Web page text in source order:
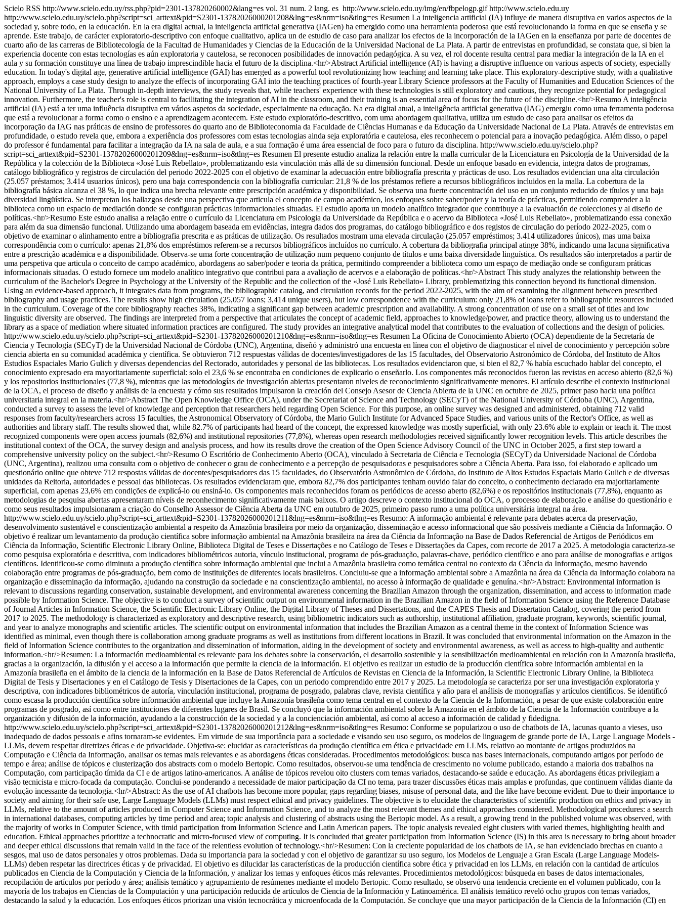
Scielo RSS http://www.scielo.edu.uy/rss.php?pid=2301-137820260002&lang=es vol. 31 num. 2 lang. es http://www.scielo.edu.uy/img/en/fbpelogp.gif http://www.scielo.edu.uy
http://www.scielo.edu.uy/scielo.php?script=sci_arttext&pid=S2301-13782026000201208&lng=es&nrm=iso&tlng=es Resumen La inteligencia artificial (IA) influye de manera disruptiva en varios aspectos de la
sociedad y, sobre todo, en la educación. En la era digital actual, la inteligencia artificial generativa (IAGen) ha emergido como una herramienta poderosa que está revolucionando la forma en que se enseña y se
aprende. Este trabajo, de carácter exploratorio-descriptivo con enfoque cualitativo, aplica un de estudio de caso para analizar los efectos de la incorporación de la IAGen en la enseñanza por parte de docentes de
cuarto año de las carreras de Bibliotecología de la Facultad de Humanidades y Ciencias de la Educación de la Universidad Nacional de La Plata. A partir de entrevistas en profundidad, se constata que, si bien la
experiencia docente con estas tecnologías es aún exploratoria y cautelosa, se reconocen posibilidades de innovación pedagógica. A su vez, el rol docente resulta central para mediar la integración de la IA en el
aula y su formación constituye una línea de trabajo imprescindible hacia el futuro de la disciplina.<hr/>Abstract Artificial intelligence (AI) is having a disruptive influence on various aspects of society, especially
education. In today's digital age, generative artificial intelligence (GAI) has emerged as a powerful tool revolutionizing how teaching and learning take place. This exploratory-descriptive study, with a qualitative
approach, employs a case study design to analyze the effects of incorporating GAI into the teaching practices of fourth-year Library Science professors at the Faculty of Humanities and Education Sciences of the
National University of La Plata. Through in-depth interviews, the study reveals that, while teachers' experience with these technologies is still exploratory and cautious, they recognize potential for pedagogical
innovation. Furthermore, the teacher's role is central to facilitating the integration of AI in the classroom, and their training is an essential area of ​​focus for the future of the discipline.<hr/>Resumo A inteligência
artificial (IA) está a ter uma influência disruptiva em vários aspetos da sociedade, especialmente na educação. Na era digital atual, a inteligência artificial generativa (IAG) emergiu como uma ferramenta poderosa
que está a revolucionar a forma como o ensino e a aprendizagem acontecem. Este estudo exploratório-descritivo, com uma abordagem qualitativa, utiliza um estudo de caso para analisar os efeitos da
incorporação da IAG nas práticas de ensino de professores do quarto ano de Biblioteconomia da Faculdade de Ciências Humanas e da Educação da Universidade Nacional de La Plata. Através de entrevistas em
profundidade, o estudo revela que, embora a experiência dos professores com estas tecnologias ainda seja exploratória e cautelosa, eles reconhecem o potencial para a inovação pedagógica. Além disso, o papel
do professor é fundamental para facilitar a integração da IA ​​na sala de aula, e a sua formação é uma área essencial de foco para o futuro da disciplina. http://www.scielo.edu.uy/scielo.php?
script=sci_arttext&pid=S2301-13782026000201209&lng=es&nrm=iso&tlng=es Resumen El presente estudio analiza la relación entre la malla curricular de la Licenciatura en Psicología de la Universidad de la
República y la colección de la Biblioteca «José Luis Rebellato», problematizando esta vinculación más allá de su dimensión funcional. Desde un enfoque basado en evidencia, integra datos de programas,
catálogo bibliográfico y registros de circulación del periodo 2022-2025 con el objetivo de examinar la adecuación entre bibliografía prescrita y prácticas de uso. Los resultados evidencian una alta circulación
(25.057 préstamos; 3.414 usuarios únicos), pero una baja correspondencia con la bibliografía curricular: 21,8 % de los préstamos refiere a recursos bibliográficos incluidos en la malla. La cobertura de la
bibliografía básica alcanza el 38 %, lo que indica una brecha relevante entre prescripción académica y disponibilidad. Se observa una fuerte concentración del uso en un conjunto reducido de títulos y una baja
diversidad lingüística. Se interpretan los hallazgos desde una perspectiva que articula el concepto de campo académico, los enfoques sobre saber/poder y la teoría de prácticas, permitiendo comprender a la
biblioteca como un espacio de mediación donde se configuran prácticas informacionales situadas. El estudio aporta un modelo analítico integrador que contribuye a la evaluación de colecciones y al diseño de
políticas.<hr/>Resumo Este estudo analisa a relação entre o currículo da Licenciatura em Psicologia da Universidade da República e o acervo da Biblioteca «José Luis Rebellato», problematizando essa conexão
para além da sua dimensão funcional. Utilizando uma abordagem baseada em evidências, integra dados dos programas, do catálogo bibliográfico e dos registos de circulação do período 2022-2025, com o
objetivo de examinar o alinhamento entre a bibliografia prescrita e as práticas de utilização. Os resultados mostram uma elevada circulação (25.057 empréstimos; 3.414 utilizadores únicos), mas uma baixa
correspondência com o currículo: apenas 21,8% dos empréstimos referem-se a recursos bibliográficos incluídos no currículo. A cobertura da bibliografia principal atinge 38%, indicando uma lacuna significativa
entre a prescrição académica e a disponibilidade. Observa-se uma forte concentração de utilização num pequeno conjunto de títulos e uma baixa diversidade linguística. Os resultados são interpretados a partir de
uma perspetiva que articula o conceito de campo académico, abordagens ao saber/poder e teoria da prática, permitindo compreender a biblioteca como um espaço de mediação onde se configuram práticas
informacionais situadas. O estudo fornece um modelo analítico integrativo que contribui para a avaliação de acervos e a elaboração de políticas.<hr/>Abstract This study analyzes the relationship between the
curriculum of the Bachelor's Degree in Psychology at the University of the Republic and the collection of the «José Luis Rebellato» Library, problematizing this connection beyond its functional dimension.
Using an evidence-based approach, it integrates data from programs, the bibliographic catalog, and circulation records for the period 2022-2025, with the aim of examining the alignment between prescribed
bibliography and usage practices. The results show high circulation (25,057 loans; 3,414 unique users), but low correspondence with the curriculum: only 21,8% of loans refer to bibliographic resources included
in the curriculum. Coverage of the core bibliography reaches 38%, indicating a significant gap between academic prescription and availability. A strong concentration of use on a small set of titles and low
linguistic diversity are observed. The findings are interpreted from a perspective that articulates the concept of academic field, approaches to knowledge/power, and practice theory, allowing us to understand the
library as a space of mediation where situated information practices are configured. The study provides an integrative analytical model that contributes to the evaluation of collections and the design of policies.
http://www.scielo.edu.uy/scielo.php?script=sci_arttext&pid=S2301-13782026000201210&lng=es&nrm=iso&tlng=es Resumen La Oficina de Conocimiento Abierto (OCA) dependiente de la Secretaría de
Ciencia y Tecnología (SECyT) de la Universidad Nacional de Córdoba (UNC), Argentina, diseñó y administró una encuesta en línea con el objetivo de diagnosticar el nivel de conocimiento y percepción sobre
ciencia abierta en su comunidad académica y científica. Se obtuvieron 712 respuestas válidas de docentes/investigadores de las 15 facultades, del Observatorio Astronómico de Córdoba, del Instituto de Altos
Estudios Espaciales Mario Gulich y diversas dependencias del Rectorado, autoridades y personal de las bibliotecas. Los resultados evidenciaron que, si bien el 82,7 % había escuchado hablar del concepto, el
conocimiento expresado era mayoritariamente superficial: solo el 23,6 % se encontraba en condiciones de explicarlo o enseñarlo. Los componentes más reconocidos fueron las revistas en acceso abierto (82,6 %)
y los repositorios institucionales (77,8 %), mientras que las metodologías de investigación abiertas presentaron niveles de reconocimiento significativamente menores. El artículo describe el contexto institucional
de la OCA, el proceso de diseño y análisis de la encuesta y cómo sus resultados impulsaron la creación del Consejo Asesor de Ciencia Abierta de la UNC en octubre de 2025, primer paso hacia una política
universitaria integral en la materia.<hr/>Abstract The Open Knowledge Office (OCA), under the Secretariat of Science and Technology (SECyT) of the National University of Córdoba (UNC), Argentina,
conducted a survey to assess the level of knowledge and perception that researchers held regarding Open Science. For this purpose, an online survey was designed and administered, obtaining 712 valid
responses from faculty/researchers across 15 faculties, the Astronomical Observatory of Córdoba, the Mario Gulich Institute for Advanced Space Studies, and various units of the Rector's Office, as well as
authorities and library staff. The results showed that, while 82.7% of participants had heard of the concept, the expressed knowledge was mostly superficial, with only 23.6% able to explain or teach it. The most
recognized components were open access journals (82,6%) and institutional repositories (77,8%), whereas open research methodologies received significantly lower recognition levels. This article describes the
institutional context of the OCA, the survey design and analysis process, and how its results drove the creation of the Open Science Advisory Council of the UNC in October 2025, a first step toward a
comprehensive university policy on the subject.<hr/>Resumo O Escritório de Conhecimento Aberto (OCA), vinculado à Secretaria de Ciência e Tecnologia (SECyT) da Universidade Nacional de Córdoba
(UNC, Argentina), realizou uma consulta com o objetivo de conhecer o grau de conhecimento e a percepção de pesquisadoras e pesquisadores sobre a Ciência Aberta. Para isso, foi elaborado e aplicado um
questionário online que obteve 712 respostas válidas de docentes/pesquisadores das 15 faculdades, do Observatório Astronômico de Córdoba, do Instituto de Altos Estudos Espaciais Mario Gulich e de diversas
unidades da Reitoria, autoridades e pessoal das bibliotecas. Os resultados evidenciaram que, embora 82,7% dos participantes tenham ouvido falar do conceito, o conhecimento declarado era majoritariamente
superficial, com apenas 23,6% em condições de explicá-lo ou ensiná-lo. Os componentes mais reconhecidos foram os periódicos de acesso aberto (82,6%) e os repositórios institucionais (77,8%), enquanto as
metodologias de pesquisa abertas apresentaram níveis de reconhecimento significativamente mais baixos. O artigo descreve o contexto institucional do OCA, o processo de elaboração e análise do questionário e
como seus resultados impulsionaram a criação do Conselho Assessor de Ciência Aberta da UNC em outubro de 2025, primeiro passo rumo a uma política universitária integral na área.
http://www.scielo.edu.uy/scielo.php?script=sci_arttext&pid=S2301-13782026000201211&lng=es&nrm=iso&tlng=es Resumo: A informação ambiental é relevante para debates acerca da preservação,
desenvolvimento sustentável e conscientização ambiental a respeito da Amazônia brasileira por meio da organização, disseminação e acesso informacional que são possíveis mediante a Ciência da Informação. O
objetivo é realizar um levantamento da produção científica sobre informação ambiental na Amazônia brasileira na área da Ciência da Informação na Base de Dados Referencial de Artigos de Periódicos em
Ciência da Informação, Scientific Electronic Library Online, Biblioteca Digital de Teses e Dissertações e no Catálogo de Teses e Dissertações da Capes, com recorte de 2017 a 2025. A metodologia caracteriza-se
como pesquisa exploratória e descritiva, com indicadores bibliométricos autoria, vínculo institucional, programa de pós-graduação, palavras-chave, periódico científico e ano para análise de monografias e artigos
científicos. Identificou-se como diminuta a produção científica sobre informação ambiental que inclui a Amazônia brasileira como temática central no contexto da Ciência da Informação, mesmo havendo
colaboração entre programas de pós-graduação, bem como de instituições de diferentes locais brasileiros. Concluiu-se que a informação ambiental sobre a Amazônia na área da Ciência da Informação colabora na
organização e disseminação da informação, ajudando na construção da sociedade e na conscientização ambiental, no acesso à informação de qualidade e genuína.<hr/>Abstract: Environmental information is
relevant to discussions regarding conservation, sustainable development, and environmental awareness concerning the Brazilian Amazon through the organization, dissemination, and access to information made
possible by Information Science. The objective is to conduct a survey of scientific output on environmental information in the Brazilian Amazon in the field of Information Science using the Reference Database
of Journal Articles in Information Science, the Scientific Electronic Library Online, the Digital Library of Theses and Dissertations, and the CAPES Thesis and Dissertation Catalog, covering the period from
2017 to 2025. The methodology is characterized as exploratory and descriptive research, using bibliometric indicators such as authorship, institutional affiliation, graduate program, keywords, scientific journal,
and year to analyze monographs and scientific articles. The scientific output on environmental information that includes the Brazilian Amazon as a central theme in the context of Information Science was
identified as minimal, even though there is collaboration among graduate programs as well as institutions from different locations in Brazil. It was concluded that environmental information on the Amazon in the
field of Information Science contributes to the organization and dissemination of information, aiding in the development of society and environmental awareness, as well as access to high-quality and authentic
information.<hr/>Resumen: La información medioambiental es relevante para los debates sobre la conservación, el desarrollo sostenible y la sensibilización medioambiental en relación con la Amazonía brasileña,
gracias a la organización, la difusión y el acceso a la información que permite la ciencia de la información. El objetivo es realizar un estudio de la producción científica sobre información ambiental en la
Amazonía brasileña en el ámbito de la ciencia de la información en la Base de Datos Referencial de Artículos de Revistas en Ciencia de la Información, la Scientific Electronic Library Online, la Biblioteca
Digital de Tesis y Disertaciones y en el Catálogo de Tesis y Disertaciones de la Capes, con un periodo comprendido entre 2017 y 2025. La metodología se caracteriza por ser una investigación exploratoria y
descriptiva, con indicadores bibliométricos de autoría, vinculación institucional, programa de posgrado, palabras clave, revista científica y año para el análisis de monografías y artículos científicos. Se identificó
como escasa la producción científica sobre información ambiental que incluye la Amazonía brasileña como tema central en el contexto de la Ciencia de la Información, a pesar de que existe colaboración entre
programas de posgrado, así como entre instituciones de diferentes lugares de Brasil. Se concluyó que la información ambiental sobre la Amazonía en el ámbito de la Ciencia de la Información contribuye a la
organización y difusión de la información, ayudando a la construcción de la sociedad y a la concienciación ambiental, así como al acceso a información de calidad y fidedigna.
http://www.scielo.edu.uy/scielo.php?script=sci_arttext&pid=S2301-13782026000201212&lng=es&nrm=iso&tlng=es Resumo: Conforme se popularizou o uso de chatbots de IA, lacunas quanto a vieses, uso
inadequado de dados pessoais e afins tornaram-se evidentes. Em virtude de sua importância para a sociedade e visando seu uso seguro, os modelos de linguagem de grande porte de IA, Large Language Models -
LLMs, devem respeitar diretrizes éticas e de privacidade. Objetiva-se: elucidar as características da produção científica em ética e privacidade em LLMs, relativo ao montante de artigos produzidos na
Computação e Ciência da Informação, analisar os temas mais relevantes e as abordagens éticas consideradas. Procedimentos metodológicos: busca nas bases internacionais, computando artigos por período de
tempo e área; análise de tópicos e clusterização dos abstracts com o modelo Bertopic. Como resultados, observou-se uma tendência de crescimento no volume publicado, estando a maioria dos trabalhos na
Computação, com participação tímida da CI e de artigos latino-americanos. A análise de tópicos revelou oito clusters com temas variados, destacando-se saúde e educação. As abordagens éticas privilegiam a
visão tecnicista e micro-focada da computação. Conclui-se ponderando a necessidade de maior participação da CI no tema, para trazer discussões éticas mais amplas e profundas, que continuem válidas diante da
evolução incessante da tecnologia.<hr/>Abstract: As the use of AI chatbots has become more popular, gaps regarding biases, misuse of personal data, and the like have become evident. Due to their importance to
society and aiming for their safe use, Large Language Models (LLMs) must respect ethical and privacy guidelines. The objective is to elucidate the characteristics of scientific production on ethics and privacy in
LLMs, relative to the amount of articles produced in Computer Science and Information Science, and to analyze the most relevant themes and ethical approaches considered. Methodological procedures: a search
in international databases, computing articles by time period and area; topic analysis and clustering of abstracts using the Bertopic model. As a result, a growing trend in the published volume was observed, with
the majority of works in Computer Science, with timid participation from Information Science and Latin American papers. The topic analysis revealed eight clusters with varied themes, highlighting health and
education. Ethical approaches prioritize a technocratic and micro-focused view of computing. It is concluded that greater participation from Information Science (IS) in this area is necessary to bring about broader
and deeper ethical discussions that remain valid in the face of the relentless evolution of technology.<hr/>Resumen: Con la creciente popularidad de los chatbots de IA, se han evidenciado brechas en cuanto a
sesgos, mal uso de datos personales y otros problemas. Dada su importancia para la sociedad y con el objetivo de garantizar su uso seguro, los Modelos de Lenguaje a Gran Escala (Large Language Models-
LLMs) deben respetar las directrices éticas y de privacidad. El objetivo es dilucidar las características de la producción científica sobre ética y privacidad en los LLMs, en relación con la cantidad de artículos
publicados en Ciencia de la Computación y Ciencia de la Información, y analizar los temas y enfoques éticos más relevantes. Procedimientos metodológicos: búsqueda en bases de datos internacionales,
recopilación de artículos por período y área; análisis temático y agrupamiento de resúmenes mediante el modelo Bertopic. Como resultado, se observó una tendencia creciente en el volumen publicado, con la
mayoría de los trabajos en Ciencias de la Computación y una participación reducida de artículos de Ciencia de la Información y Latinoamérica. El análisis temático reveló ocho grupos con temas variados,
destacando la salud y la educación. Los enfoques éticos priorizan una visión tecnocrática y microenfocada de la Computación. Se concluye que una mayor participación de la Ciencia de la Información (CI) en